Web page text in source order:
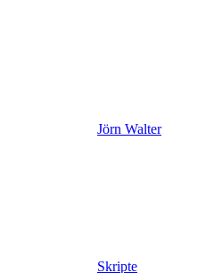
Jörn Walter
Skripte